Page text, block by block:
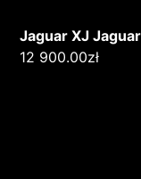
Jaguar XJ
12 900.00zł